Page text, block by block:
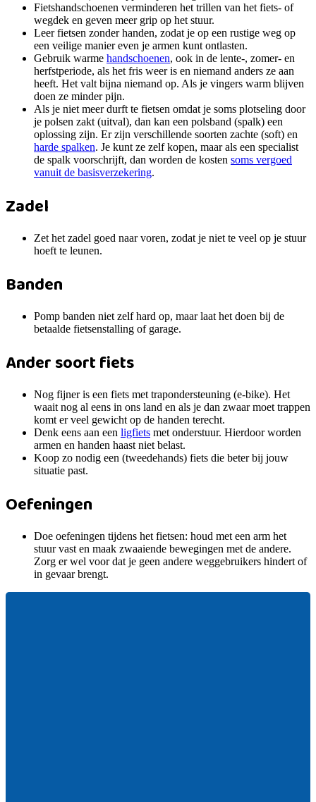
Fietshandschoenen verminderen het trillen van het fiets- of
wegdek en geven meer grip op het stuur.
Leer fietsen zonder handen, zodat je op een rustige weg op
een veilige manier even je armen kunt ontlasten.
Gebruik warme handschoenen, ook in de lente-, zomer- en
herfstperiode, als het fris weer is en niemand anders ze aan
heeft. Het valt bijna niemand op. Als je vingers warm blijven
doen ze minder pijn.
Als je niet meer durft te fietsen omdat je soms plotseling door
je polsen zakt (uitval), dan kan een polsband (spalk) een
oplossing zijn. Er zijn verschillende soorten zachte (soft) en
harde spalken. Je kunt ze zelf kopen, maar als een specialist
de spalk voorschrijft, dan worden de kosten soms vergoed
vanuit de basisverzekering.
Zadel
Zet het zadel goed naar voren, zodat je niet te veel op je stuur
hoeft te leunen.
Banden
Pomp banden niet zelf hard op, maar laat het doen bij de
betaalde fietsenstalling of garage.
Ander soort fiets
Nog fijner is een fiets met trapondersteuning (e-bike). Het
waait nog al eens in ons land en als je dan zwaar moet trappen
komt er veel gewicht op de handen terecht.
Denk eens aan een ligfiets met onderstuur. Hierdoor worden
armen en handen haast niet belast.
Koop zo nodig een (tweedehands) fiets die beter bij jouw
situatie past.
Oefeningen
Doe oefeningen tijdens het fietsen: houd met een arm het
stuur vast en maak zwaaiende bewegingen met de andere.
Zorg er wel voor dat je geen andere weggebruikers hindert of
in gevaar brengt.